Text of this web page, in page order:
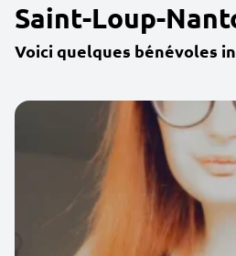
Saint-Loup-
Voici quelques bénévoles